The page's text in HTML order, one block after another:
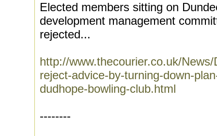
Elected members sitting on
development management
rejected...
http://www.thecourier.co.uk/
reject-advice-by-turning-down-
dudhope-bowling-club.html
--------